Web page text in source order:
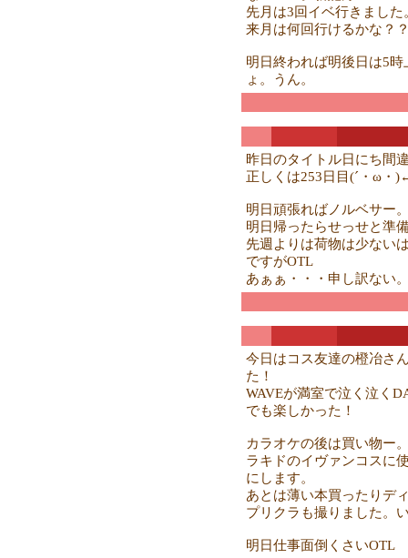
先月は3回イベ行きまし
来月は何回行けるかな？
明日終われば明後日は5
ょ。うん。
昨日のタイトル日にち間
正しくは253日目(´・ω・
明日頑張ればノルベサー
明日帰ったらせっせと準
先週よりは荷物は少ない
ですがOTL
あぁぁ・・・申し訳ない
今日はコス友達の橙冶さ
た！
WAVEが満室で泣く泣く
でも楽しかった！
カラオケの後は買い物ー
ラキドのイヴァンコスに
にします。
あとは薄い本買ったりデ
プリクラも撮りました。
明日仕事面倒くさいOTL